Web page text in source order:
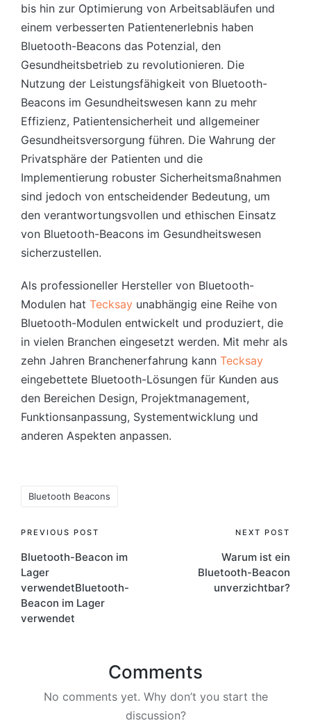
bis hin zur Optimierung von Arbeitsabläufen und
einem verbesserten Patientenerlebnis haben
Bluetooth-Beacons das Potenzial, den
Gesundheitsbetrieb zu revolutionieren. Die
Nutzung der Leistungsfähigkeit von Bluetooth-
Beacons im Gesundheitswesen kann zu mehr
Effizienz, Patientensicherheit und allgemeiner
Gesundheitsversorgung führen. Die Wahrung der
Privatsphäre der Patienten und die
Implementierung robuster Sicherheitsmaßnahmen
sind jedoch von entscheidender Bedeutung, um
den verantwortungsvollen und ethischen Einsatz
von Bluetooth-Beacons im Gesundheitswesen
sicherzustellen.
Als professioneller Hersteller von Bluetooth-
Modulen hat Tecksay unabhängig eine Reihe von
Bluetooth-Modulen entwickelt und produziert, die
in vielen Branchen eingesetzt werden. Mit mehr als
zehn Jahren Branchenerfahrung kann Tecksay
eingebettete Bluetooth-Lösungen für Kunden aus
den Bereichen Design, Projektmanagement,
Funktionsanpassung, Systementwicklung und
anderen Aspekten anpassen.
Bluetooth Beacons
Post
navigation
PREVIOUS POST
Bluetooth-Beacon im
Lager
verwendetBluetooth-
Beacon im Lager
verwendet
NEXT POST
Warum ist ein
Bluetooth-Beacon
unverzichtbar?
Comments
No comments yet. Why don’t you start the
discussion?